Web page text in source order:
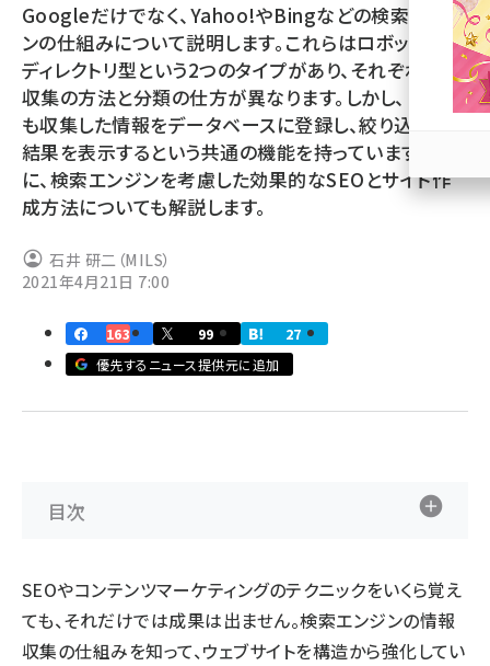
youtube (2420)
note (2308)
セミナー (2296)
z世代 (1617)
meo (1274)
Googleだけでなく、Yahoo!やBingなどの検索エンジ
ンの仕組みについて説明します。これらはロボット型と
ディレクトリ型という2つのタイプがあり、それぞれ情報
収集の方法と分類の仕方が異なります。しかし、どちら
も収集した情報をデータベースに登録し、絞り込んだ
結果を表示するという共通の機能を持っています。さら
に、検索エンジンを考慮した効果的なSEOとサイト作
成方法についても解説します。
石井 研二（MILS）
2021年4月21日 7:00
163 99
27
優先するニュース提供元に追加
目次
SEOやコンテンツマーケティングのテクニックをいくら覚え
ても、それだけでは成果は出ません。検索エンジンの情報
収集の仕組みを知って、ウェブサイトを構造から強化してい